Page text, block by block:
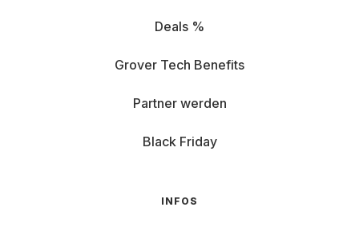
Deals %
Grover Tech Benefits
Partner werden
Black Friday
INFOS